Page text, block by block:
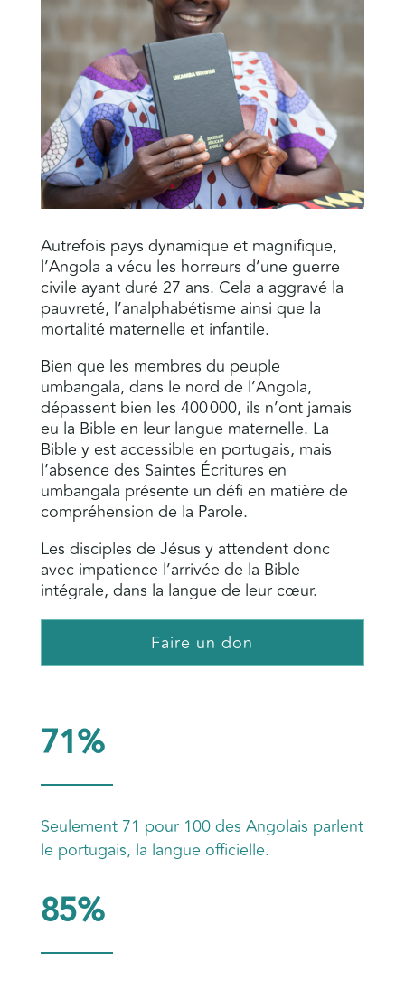
Autrefois pays dynamique et magnifique,
l’Angola a vécu les horreurs d’une guerre
civile ayant duré 27 ans. Cela a aggravé la
pauvreté, l’analphabétisme ainsi que la
mortalité maternelle et infantile.
Bien que les membres du peuple
umbangala, dans le nord de l’Angola,
dépassent bien les 400 000, ils n’ont jamais
eu la Bible en leur langue maternelle. La
Bible y est accessible en portugais, mais
l’absence des Saintes Écritures en
umbangala présente un défi en matière de
compréhension de la Parole.
Les disciples de Jésus y attendent donc
avec impatience l’arrivée de la Bible
intégrale, dans la langue de leur cœur.
Faire un don
71%
Seulement 71 pour 100 des Angolais parlent
le portugais, la langue officielle.
85%